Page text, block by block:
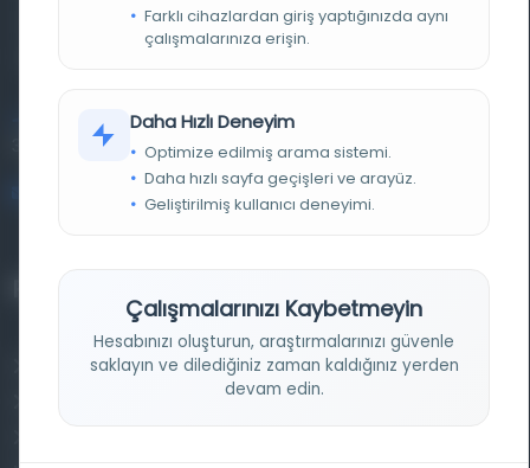
materyalleri bir araya getiren kapsamlı bir dijital
Entertech Ofis: 322 İstanbul Ün. Avcılar Kampüsü Avcılar,
34320 İstanbul
bilgi@osmanlica.com
Osmanlica.com
Farklı cihazlardan giriş yaptığınızda aynı
çalışmalarınıza erişin.
Daha Hızlı Deneyim
Optimize edilmiş arama sistemi.
Daha hızlı sayfa geçişleri ve arayüz.
Geliştirilmiş kullanıcı deneyimi.
Çalışmalarınızı Kaybetmeyin
Hesabınızı oluşturun, araştırmalarınızı güvenle
saklayın ve dilediğiniz zaman kaldığınız yerden
devam edin.